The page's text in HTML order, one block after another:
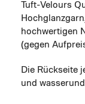
Tuft-Velours
hochwertigen
(gegen
Die Rückseite
und